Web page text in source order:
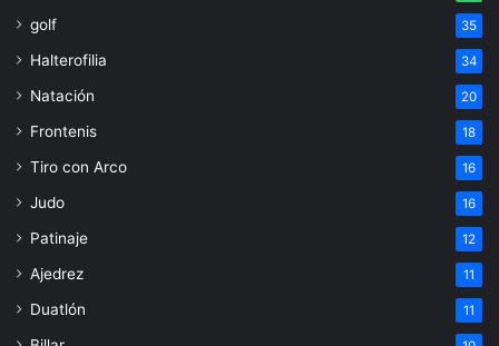
golf 35
Halterofilia 34
Natación 20
Frontenis 18
Tiro con Arco 16
Judo 16
Patinaje 12
Ajedrez 11
Duatlón 11